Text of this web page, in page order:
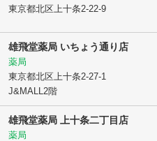
東京都北区 上十条2-22-9
雄飛堂薬局 いちょう通り店
薬局
東京都北区 上十条2-27-1
J&MALL2階
雄飛堂薬局 上十条二丁目店
薬局